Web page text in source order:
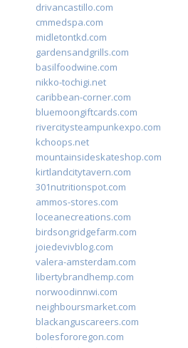
drivancastillo.com
cmmedspa.com
midletontkd.com
gardensandgrills.com
basilfoodwine.com
nikko-tochigi.net
caribbean-corner.com
bluemoongiftcards.com
rivercitysteampunkexpo.com
kchoops.net
mountainsideskateshop.com
kirtlandcitytavern.com
301nutritionspot.com
ammos-stores.com
loceanecreations.com
birdsongridgefarm.com
joiedevivblog.com
valera-amsterdam.com
libertybrandhemp.com
norwoodinnwi.com
neighboursmarket.com
blackanguscareers.com
bolesfororegon.com